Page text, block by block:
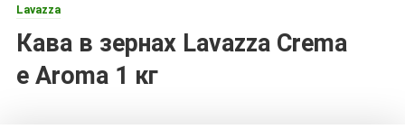
Lavazza
Кава в зернах Lavazza Crema
e Aroma 1 кг